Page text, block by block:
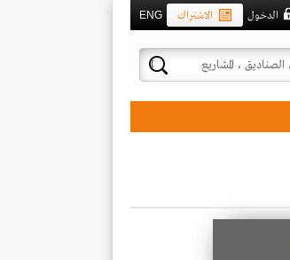
ENG الاشتراك الدخول